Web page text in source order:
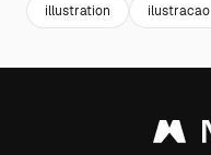
illustration ilustracao